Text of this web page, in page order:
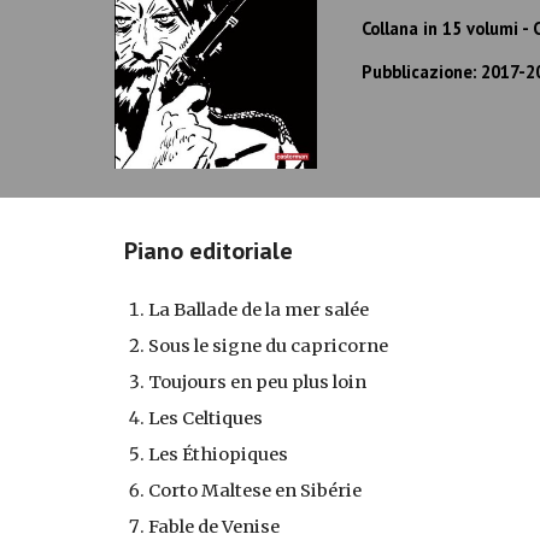
Collana in 15 volumi -
Pubblicazione: 2017-
Piano editoriale
La Ballade de la mer salée
Sous le signe du capricorne
Toujours en peu plus loin
Les Celtiques
Les Éthiopiques
Corto Maltese en Sibérie
Fable de Venise